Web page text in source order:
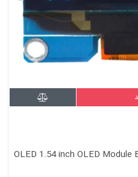
OLED 1.54 inch OLED Module